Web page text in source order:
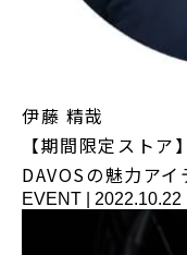
伊藤 精哉
【期間限定スト
DAVOSの魅力アイ
EVENT 2022.10.22